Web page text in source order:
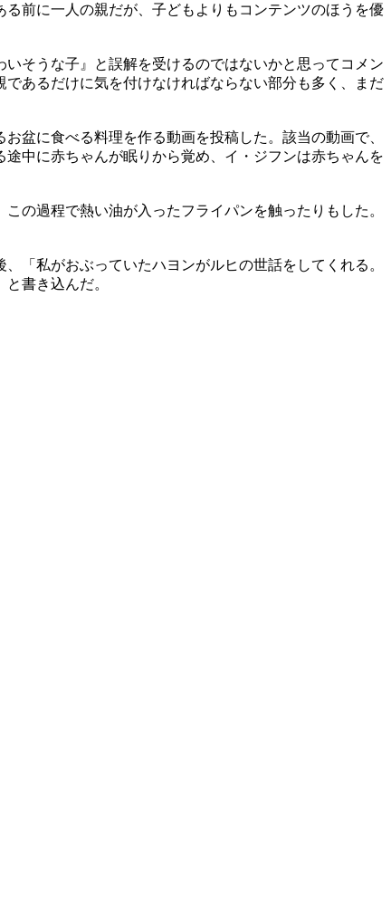
前に一人の親だが、子どもよりもコンテンツのほうを優
そうな子』と誤解を受けるのではないかと思ってコメン
あるだけに気を付けなければならない部分も多く、まだ
盆に食べる料理を作る動画を投稿した。該当の動画で、
中に赤ちゃんが眠りから覚め、イ・ジフンは赤ちゃんを
の過程で熱い油が入ったフライパンを触ったりもした。
「私がおぶっていたハヨンがルヒの世話をしてくれる。
書き込んだ。